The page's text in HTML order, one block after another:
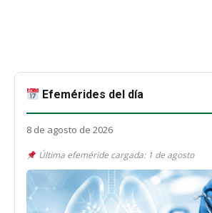
Efemérides del día
8 de agosto de 2026
Última efeméride cargada: 1 de agosto